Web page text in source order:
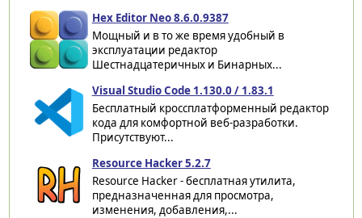
Hex Editor Neo 8.6.0.9387
Мощный и в то же время удобный в
эксплуатации редактор
Шестнадцатеричных и Бинарных...
Visual Studio Code 1.130.0 / 1.83.1
Бесплатный кроссплатформенный редактор
кода для комфортной веб-разработки.
Присутствуют...
Resource Hacker 5.2.7
Resource Hacker - бесплатная утилита,
предназначенная для просмотра,
изменения, добавления,...